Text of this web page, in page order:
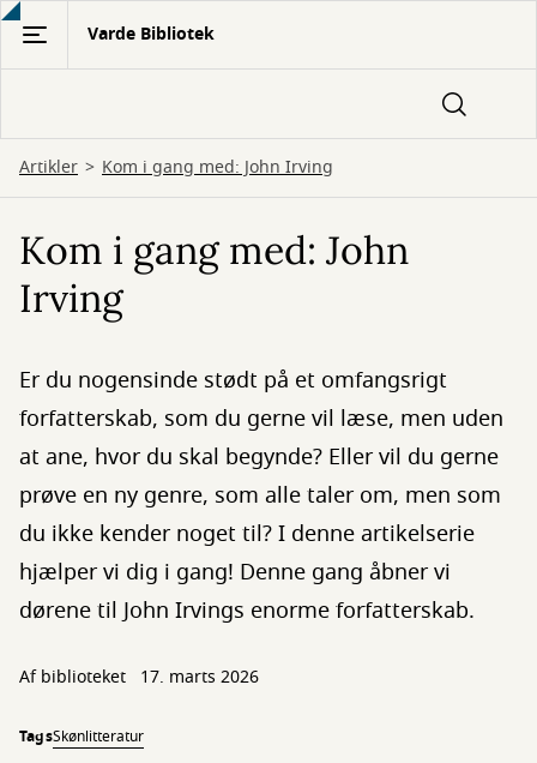
Gå
hovedindhold
Varde Bibliotek
Artikler Kom i gang med: John Irving
Kom i gang med: John
Irving
Er du nogensinde stødt på et omfangsrigt
forfatterskab, som du gerne vil læse, men uden
at ane, hvor du skal begynde? Eller vil du gerne
prøve en ny genre, som alle taler om, men som
du ikke kender noget til? I denne artikelserie
hjælper vi dig i gang! Denne gang åbner vi
dørene til John Irvings enorme forfatterskab.
Af biblioteket 17. marts 2026
TagsSkønlitteratur